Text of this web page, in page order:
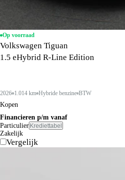
Op voorraad
Volkswagen Tiguan
1.5 eHybrid R-Line Edition
2026 1.014 km Hybride benzine BTW
Kopen
Financieren p/m vanaf
Particulier Krediettabel
Zakelijk
Vergelijk